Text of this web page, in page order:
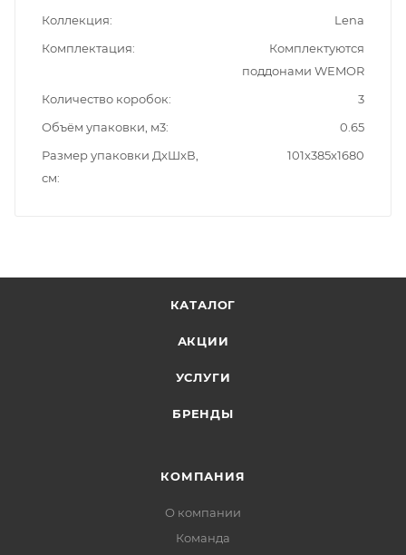
Коллекция
Lena
Комплектация
Комплектуются
поддонами WEMOR
Количество коробок
3
Объём упаковки, м3
0.65
Размер упаковки ДxШxВ,
см
101x385x1680
КАТАЛОГ
АКЦИИ
УСЛУГИ
БРЕНДЫ
КОМПАНИЯ
О компании
Команда